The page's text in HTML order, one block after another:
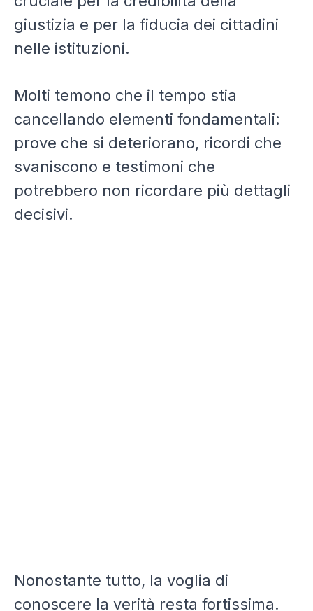
giustizia e per la fiducia dei cittadini
nelle istituzioni.
Molti temono che il tempo stia
cancellando elementi fondamentali:
prove che si deteriorano, ricordi che
svaniscono e testimoni che
potrebbero non ricordare più dettagli
decisivi.
Nonostante tutto, la voglia di
conoscere la verità resta fortissima.